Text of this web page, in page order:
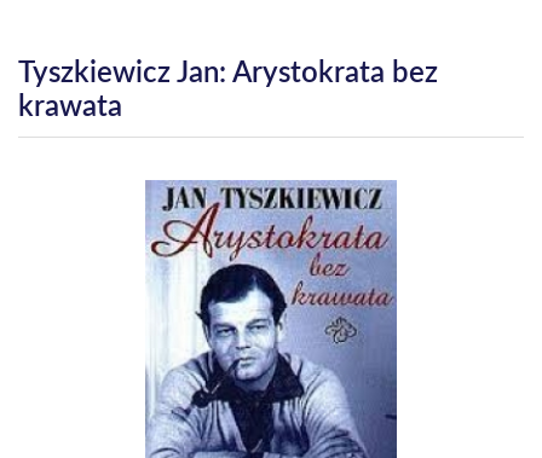
Tyszkiewicz Jan: Arystokrata bez
krawata